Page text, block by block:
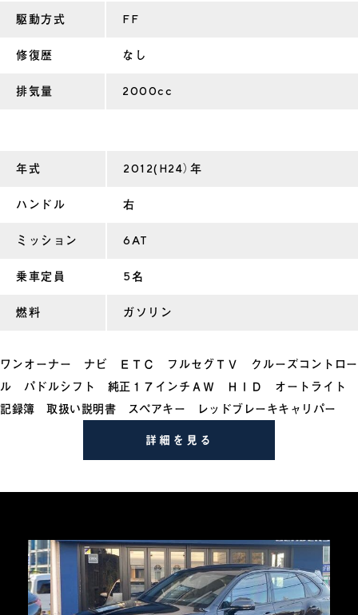
駆動方式 FF
修復歴 なし
排気量 2000cc
年式 2012(H24）年
ハンドル 右
ミッション 6AT
乗車定員 5名
燃料 ガソリン
ワンオーナー ナビ ＥＴＣ フルセグＴＶ クルーズコントロー
ル パドルシフト 純正１７インチＡＷ ＨＩＤ オートライト
記録簿 取扱い説明書 スペアキー レッドブレーキキャリパー
詳細を見る